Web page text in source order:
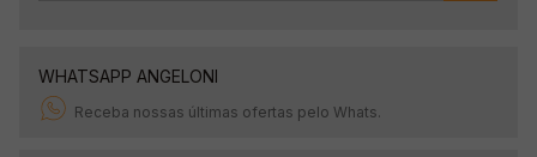
WHATSAPP ANGELONI
Receba nossas últimas ofertas pelo Whats.